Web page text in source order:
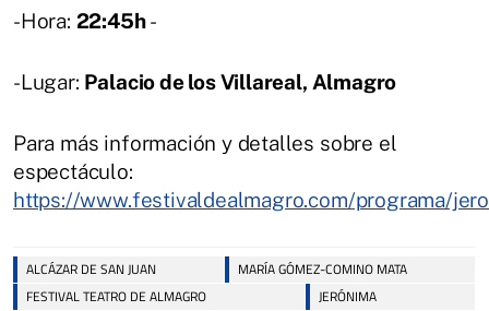
-Hora: 22:45h-
-Lugar: Palacio de los Villareal, Almagro
Para más información y detalles sobre el
espectáculo:
https://www.festivaldealmagro.com/programa/
ALCÁZAR DE SAN JUAN
MARÍA GÓMEZ-COMINO MATA
FESTIVAL TEATRO DE ALMAGRO
JERÓNIMA